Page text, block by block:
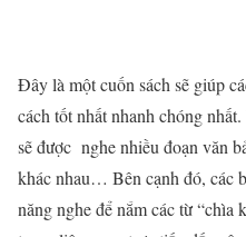
Đây là một cuốn sách sẽ giúp
cách tốt nhất nhanh chóng
sẽ được nghe nhiều đoạn văn
khác nhau… Bên cạnh đó, các
năng nghe để nắm các từ “chìa